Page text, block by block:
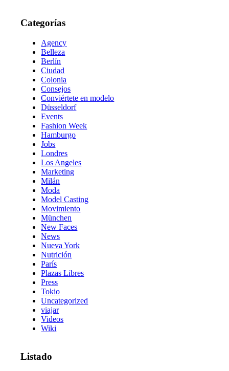
Categorías
Agency
Belleza
Berlín
Ciudad
Colonia
Consejos
Conviértete en modelo
Düsseldorf
Events
Fashion Week
Hamburgo
Jobs
Londres
Los Angeles
Marketing
Milán
Moda
Model Casting
Movimiento
München
New Faces
News
Nueva York
Nutrición
París
Plazas Libres
Press
Tokio
Uncategorized
viajar
Videos
Wiki
Listado